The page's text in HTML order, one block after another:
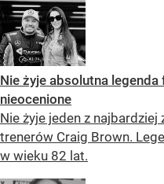
Nie żyje absolutna
nieocenione
Nie żyje jeden z najbardziej
trenerów Craig Brown.
w wieku 82 lat.